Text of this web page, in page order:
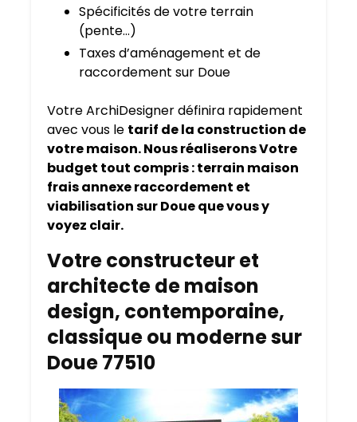
Spécificités de votre terrain
(pente…)
Taxes d’aménagement et de
raccordement sur Doue
Votre ArchiDesigner définira rapidement
avec vous le tarif de la construction de
votre maison. Nous réaliserons Votre
budget tout compris : terrain maison
frais annexe raccordement et
viabilisation sur Doue que vous y
voyez clair.
Votre constructeur et
architecte de maison
design, contemporaine,
classique ou moderne sur
Doue 77510